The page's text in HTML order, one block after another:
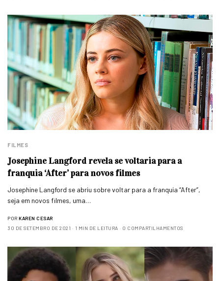
FILMES
Josephine Langford revela se voltaria para a
franquia ‘After’ para novos filmes
Josephine Langford se abriu sobre voltar para a franquia “After”,
seja em novos filmes, uma…
POR KAREN CESAR
30 DE SETEMBRO DE 2021
1 MIN DE LEITURA 0 COMPARTILHAMENTOS